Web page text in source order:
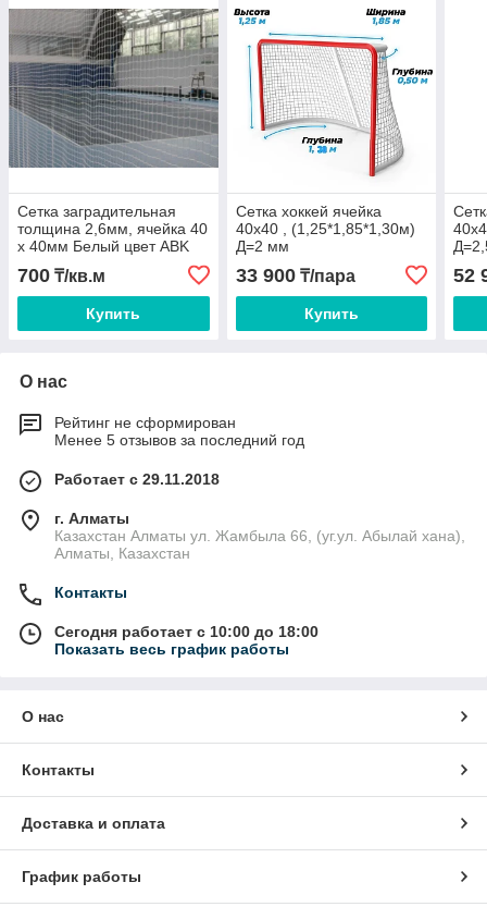
Сетка заградительная
толщина 2,6мм, ячейка 40
х 40мм Белый цвет ABK
700 ₸/кв.м
Купить
Сетка хоккей ячейка
40х40 , (1,25*1,85*1,30м)
Д=2 мм
33 900₸/пара
Купить
52
О нас
Рейтинг не сформирован
Менее 5 отзывов за последний год
Работает с 29.11.2018
г. Алматы
Казахстан Алматы ул. Жамбыла 66, (уг.ул. Абылай хана),
Алматы, Казахстан
Контакты
Сегодня работает с 10:00 до 18:00
Показать весь график работы
О нас
Контакты
Доставка и оплата
График работы